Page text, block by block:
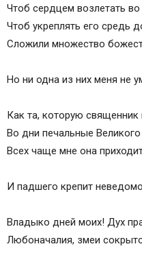
Чтоб сердцем возлетать
Чтоб укреплять его средь
Сложили множество
Но ни одна из них меня не
Как та, которую священник
Во дни печальные Великого
Всех чаще мне она
И падшего крепит
Владыко дней моих! Дух
Любоначалия, змеи